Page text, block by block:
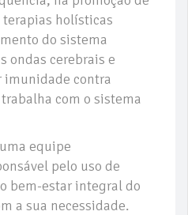
terapias holísticas
do sistema
ondas cerebrais e
contra
com o sistema
equipe
pelo uso de
bem-estar integral do
a sua necessidade.